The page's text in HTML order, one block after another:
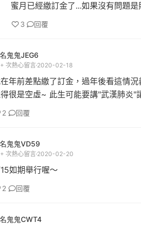
蜜月已經繳訂金了...如果沒有問題是
3 回覆
鬼鬼JEG6
次熱心留言 2020-02-18
年前差點繳了訂金，過年後看這情況
很是空虛~ 此生可能要講"武漢肺炎"
2 回覆
鬼鬼VD59
次熱心留言 2020-02-20
如期舉行喔～
2 回覆
鬼鬼CWT4